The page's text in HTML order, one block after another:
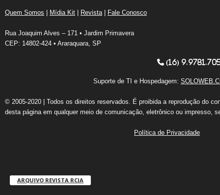
Quem Somos | Mídia Kit | Revista | Fale Conosco
Rua Joaquim Alves – 171 • Jardim Primavera
CEP: 14802-424 • Araraquara, SP
(16)
Suporte de TI e Hospedagem:
© 2005-2020 | Todos os direitos reservados. É proibida a reprodução do
desta página em qualquer meio de comunicação, eletrônico ou impresso,
Política de Privacidade
ARQUIVO REVISTA RCIA